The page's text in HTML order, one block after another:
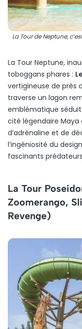
La Tour de Neptune,
La Tour Neptune,
toboggans phares :
vertigineuse de près
traverse un lagon
emblématique
cité légendaire
d’adrénaline et de
l’ingéniosité du
fascinants
La Tour
Zoomerango,
Revenge)